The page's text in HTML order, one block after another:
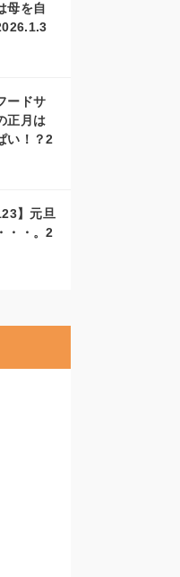
母を自
ードサ
正月は
い！？2
】元旦
・・。2